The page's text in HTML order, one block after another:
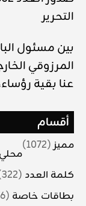
التحرير
بين مسئول
المرزوقي
عنا بقية
أقسام
مميز(1072)
محلي
كلمة العدد (322)
بطاقات خاصة (176)